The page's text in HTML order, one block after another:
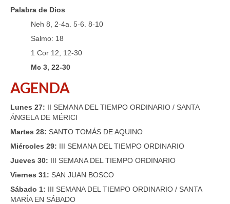
Palabra de Dios
Neh 8, 2-4a. 5-6. 8-10
Salmo: 18
1 Cor 12, 12-30
Mc 3, 22-30
AGENDA
Lunes 27: II SEMANA DEL TIEMPO ORDINARIO / SANTA
ÁNGELA DE MÉRICI
Martes 28: SANTO TOMÁS DE AQUINO
Miércoles 29: III SEMANA DEL TIEMPO ORDINARIO
Jueves 30: III SEMANA DEL TIEMPO ORDINARIO
Viernes 31: SAN JUAN BOSCO
Sábado 1: III SEMANA DEL TIEMPO ORDINARIO / SANTA
MARÍA EN SÁBADO